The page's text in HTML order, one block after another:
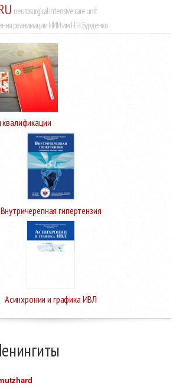
neurosurgical intensive care unit
реанимации НИИ им Н.Н. Бурденко
Внутричерепная гипертензия
Асинхронии и графика ИВЛ